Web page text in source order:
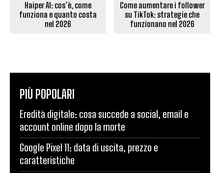
Haiper AI: cos’è, come
funziona e quanto costa
nel 2026
Come aumentare i follower
su TikTok: strategie che
funzionano nel 2026
PIÙ POPOLARI
Eredità digitale: cosa succede a social, email e
account online dopo la morte
Google Pixel 11: data di uscita, prezzo e
caratteristiche